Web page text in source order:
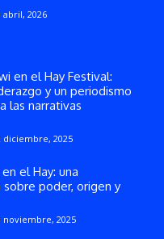
abril, 2026
en el Hay Festival:
y un periodismo
las narrativas
diciembre, 2025
el Hay: una
sobre poder, origen y
noviembre, 2025